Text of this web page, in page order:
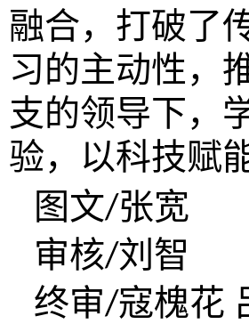
融合，打破了
习的主动性，
支的领导下，
验，以科技赋
图文/张宽
审核/刘智
终审/寇槐花